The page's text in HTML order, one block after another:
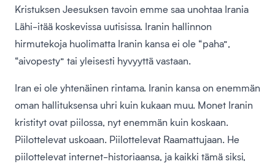
Kristuksen Jeesuksen tavoin emme saa unohtaa Irania
Lähi-itää koskevissa uutisissa. Iranin hallinnon
hirmutekoja huolimatta Iranin kansa ei ole “paha”,
“aivopesty” tai yleisesti hyvyyttä vastaan.
Iran ei ole yhtenäinen rintama. Iranin kansa on enemmän
oman hallituksensa uhri kuin kukaan muu. Monet Iranin
kristityt ovat piilossa, nyt enemmän kuin koskaan.
Piilottelevat uskoaan. Piilottelevat Raamattujaan. He
piilottelevat internet-historiaansa, ja kaikki tämä siksi,